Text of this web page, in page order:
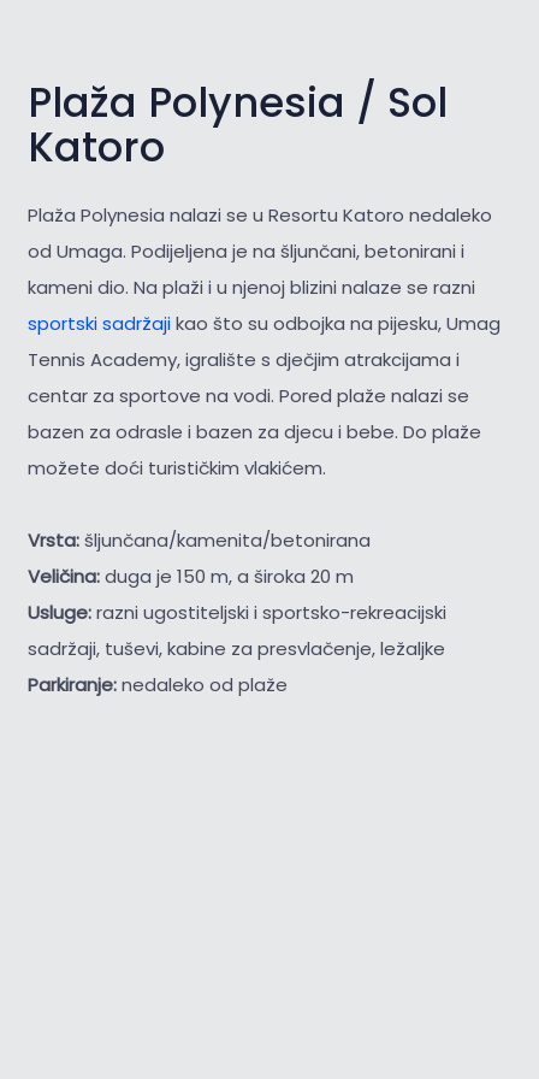
Plaža Polynesia / Sol
Katoro
Plaža Polynesia nalazi se u Resortu Katoro nedaleko
od Umaga. Podijeljena je na šljunčani, betonirani i
kameni dio. Na plaži i u njenoj blizini nalaze se razni
sportski sadržajikao što su odbojka na pijesku, Umag
Tennis Academy, igralište s dječjim atrakcijama i
centar za sportove na vodi. Pored plaže nalazi se
bazen za odrasle i bazen za djecu i bebe. Do plaže
možete doći turističkim vlakićem.
Vrsta:šljunčana/kamenita/betonirana
Veličina:duga je 150 m, a široka 20 m
Usluge:razni ugostiteljski i sportsko-rekreacijski
sadržaji, tuševi, kabine za presvlačenje, ležaljke
Parkiranje:nedaleko od plaže